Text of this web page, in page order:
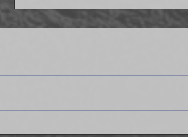
Strzelamy osiem goli Delcie - IV